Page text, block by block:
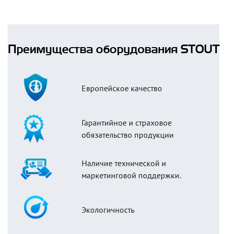
Преимущества оборудования STOUT
Европейское качество
Гарантийное и страховое
обязательство продукции
Наличие технической и
маркетинговой поддержки.
Экологичность